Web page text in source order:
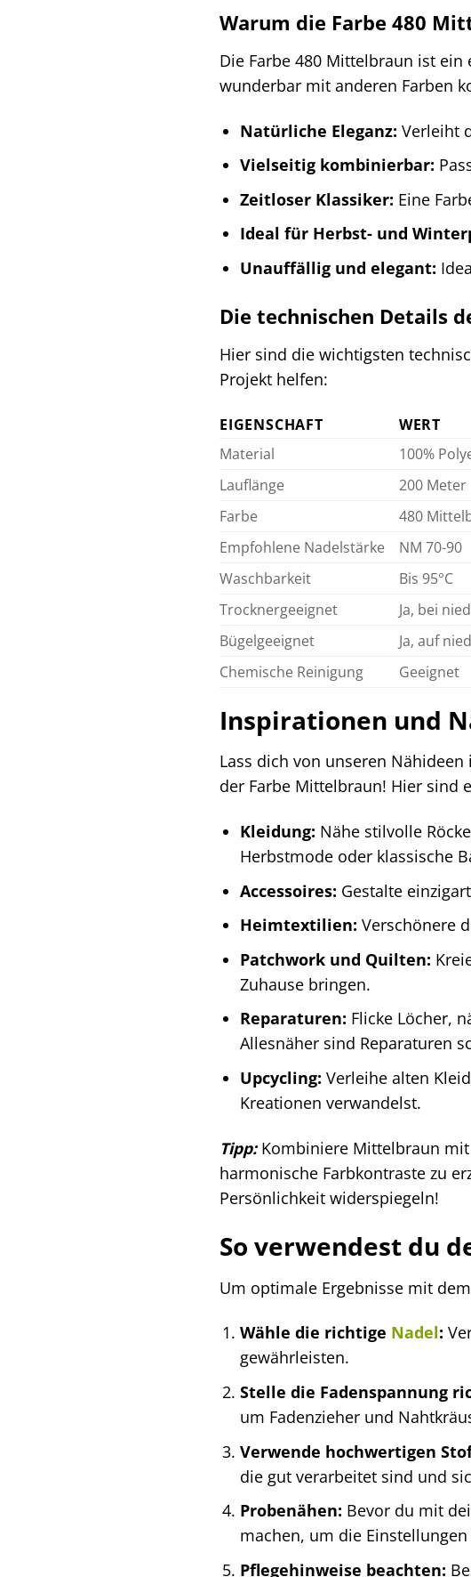
Warum die Farbe 480
Die Farbe 480 Mittelbraun ist
wunderbar mit anderen Farben
Natürliche Eleganz: Verleiht
Vielseitig kombinierbar:
Zeitloser Klassiker: Eine
Ideal für Herbst- und
Unauffällig und elegant:
Die technischen Details
Hier sind die wichtigsten
Projekt helfen:
EIGENSCHAFT
WERT
Material
100%
Lauflänge
200 Meter
Farbe
480
Empfohlene Nadelstärke
NM 70-90
Waschbarkeit
Bis 95°C
Trocknergeeignet
Ja, bei
Bügelgeeignet
Ja, auf
Chemische Reinigung
Geeignet
Inspirationen und
Lass dich von unseren
der Farbe Mittelbraun! Hier sind
Kleidung: Nähe stilvolle
Herbstmode oder klassische
Accessoires: Gestalte
Heimtextilien: Verschönere
Patchwork und Quilten:
Zuhause bringen.
Reparaturen: Flicke Löcher,
Allesnäher sind Reparaturen
Upcycling: Verleihe alten
Kreationen verwandelst.
Tipp:Kombiniere Mittelbraun mit
harmonische Farbkontraste zu
Persönlichkeit widerspiegeln!
So verwendest du
Um optimale Ergebnisse mit
Wähle die richtige Nadel:
gewährleisten.
Stelle die Fadenspannung
um Fadenzieher und
Verwende hochwertigen
die gut verarbeitet sind und
Probenähen: Bevor du mit
machen, um die
Pflegehinweise beachten: